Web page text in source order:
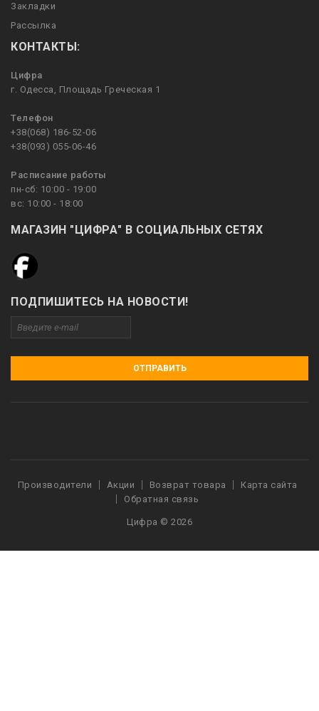
Закладки
Рассылка
КОНТАКТЫ:
Цифра
г. Одесса, Площадь Греческая 1
Телефон
+38(068) 186-52-06
+38(093) 055-06-46
Расписание работы
пн-сб: 10:00 - 19:00
вс: 10:00 - 18:00
МАГАЗИН "ЦИФРА" В СОЦИАЛЬНЫХ СЕТЯХ
ПОДПИШИТЕСЬ НА НОВОСТИ!
ОТПРАВИТЬ
Производители Акции Возврат товара
Карта сайта
Обратная связь
Цифра © 2026